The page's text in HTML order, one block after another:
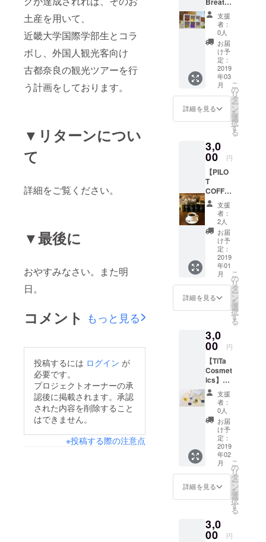
土産を用いて、
近畿大学国際学部生とコラ
ボし、外国人観光客向け
古都奈良の観光ツアーを行
う計画をしております。
▼リターンについ
て
詳細をご覧ください。
▼最後に
おやすみなさい。また明
日。
コメント もっと見る
投稿するには ログイン が
必要です。
プロジェクトオーナーの承
認後に掲載されます。承認
された内容を削除すること
はできません。
※投稿する際の注意点
で 話題
沸騰中
のコー
ヒース
クラブ
です。
リラッ
クスタ
イムに
コー
ヒーの
甘い香
か？
】ちり
めんイ
ヤリン
グアク
セサ
リー提
供！
支援
者：
0人
お届
け予
定：
2019
年03
月
詳細を見る
こ
の
リ
タ
ー
ン
を
選
択
す
る
3,0
00 円
【PILO
T
COFFE
E】コー
ヒー豆2
種ギフ
ト用
セット
PILOT
COFFE
E店主自
らが焙
煎する
スペ
シャリ
ティ
ヒーか
らお選
び頂い
た2種類
をギフ
トにし
てお届
けしま
す！自
分用に
もプレ
ゼント
用に
も！
支援
者：
2人
お届
け予
定：
2019
年01
月
詳細を見る
こ
の
リ
タ
ー
ン
を
選
択
す
る
3,0
00 円
【TiTa
Cosmet
ics】
ハーブ×
シュ
ガース
クラブ
提供！
ココ
ナッツ
オイル
を使用
したス
クラブ
です。
ふんわ
ハーブ
の香る
支援
者：
0人
お届
け予
定：
2019
年02
月
詳細を見る
こ
の
リ
タ
ー
ン
を
選
択
す
る
3,0
00 円